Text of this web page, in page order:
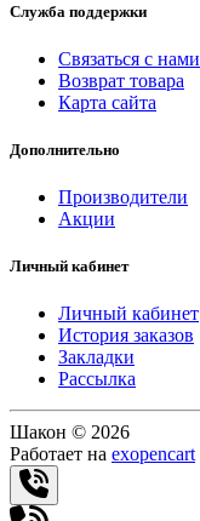
Служба поддержки
Связаться с нами
Возврат товара
Карта сайта
Дополнительно
Производители
Акции
Личный кабинет
Личный кабинет
История заказов
Закладки
Рассылка
Шакон © 2026
Работает на exopencart